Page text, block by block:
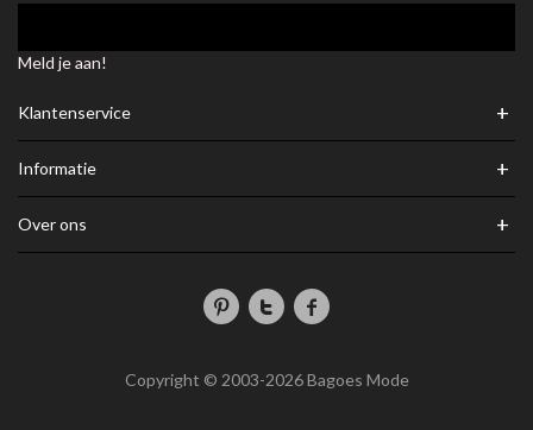
Meld je aan!
Klantenservice +
Informatie +
Over ons +
Copyright © 2003-2026 Bagoes Mode